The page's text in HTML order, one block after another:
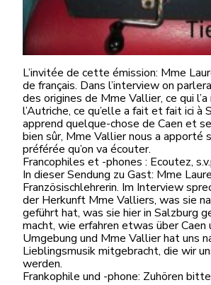
L’invitée de cette émission: Mme
de français. Dans l’interview on
des origines de Mme Vallier, ce qui l’a
l’Autriche, ce qu’elle a fait et fait ici à
apprend quelque-chose de Caen et
bien sûr, Mme Vallier nous a apporté
préférée qu’on va écouter.
Francophiles et -phones : Ecoutez,
In dieser Sendung zu Gast: Mme
Französischlehrerin. Im Interview
der Herkunft Mme Valliers, was sie
geführt hat, was sie hier in Salzburg
macht, wie erfahren etwas über Caen
Umgebung und Mme Vallier hat uns
Lieblingsmusik mitgebracht, die wir
werden.
Frankophile und -phone: Zuhören